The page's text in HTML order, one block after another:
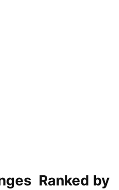
Ranked by